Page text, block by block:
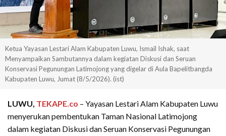
Ketua Yayasan Lestari Alam Kabupaten Luwu, Ismail Ishak, saat
Menyampaikan Sambutannya dalam kegiatan Diskusi dan Seruan
Konservasi Pegunungan Latimojong yang digelar di Aula Bapelitbangda
Kabupaten Luwu, Jumat (8/5/2026). (ist)
LUWU, TEKAPE.co – Yayasan Lestari Alam Kabupaten Luwu
menyerukan pembentukan Taman Nasional Latimojong
dalam kegiatan Diskusi dan Seruan Konservasi Pegunungan